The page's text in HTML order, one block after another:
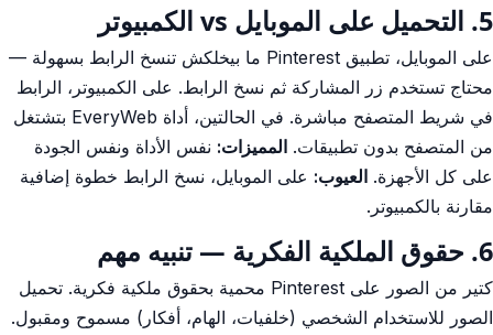
5. التحميل على الموبايل vs الكمبيوتر
على الموبايل، تطبيق Pinterest ما بيخلكش تنسخ الرابط بسهولة —
محتاج تستخدم زر المشاركة ثم نسخ الرابط. على الكمبيوتر، الرابط
في شريط المتصفح مباشرة. في الحالتين، أداة EveryWeb بتشتغل
من المتصفح بدون تطبيقات. المميزات: نفس الأداة ونفس الجودة
على كل الأجهزة. العيوب: على الموبايل، نسخ الرابط خطوة إضافية
مقارنة بالكمبيوتر.
6. حقوق الملكية الفكرية — تنبيه مهم
كتير من الصور على Pinterest محمية بحقوق ملكية فكرية. تحميل
الصور للاستخدام الشخصي (خلفيات، الهام، أفكار) مسموح ومقبول.